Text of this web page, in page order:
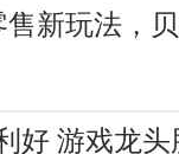
新玩法，
好 游戏龙